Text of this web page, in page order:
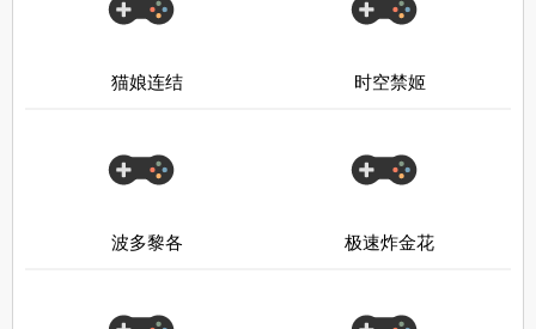
猫娘连结 时空禁姬
波多黎各 极速炸金花